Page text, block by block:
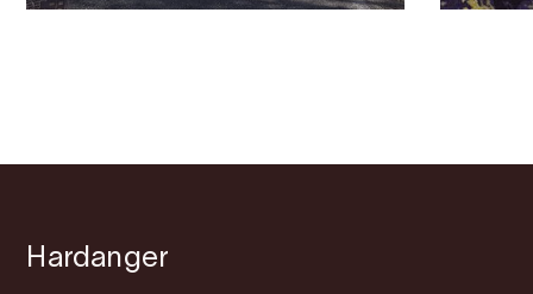
Hardanger